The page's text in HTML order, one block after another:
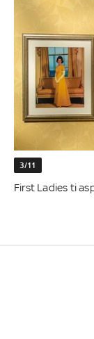
3/11
First Ladies ti